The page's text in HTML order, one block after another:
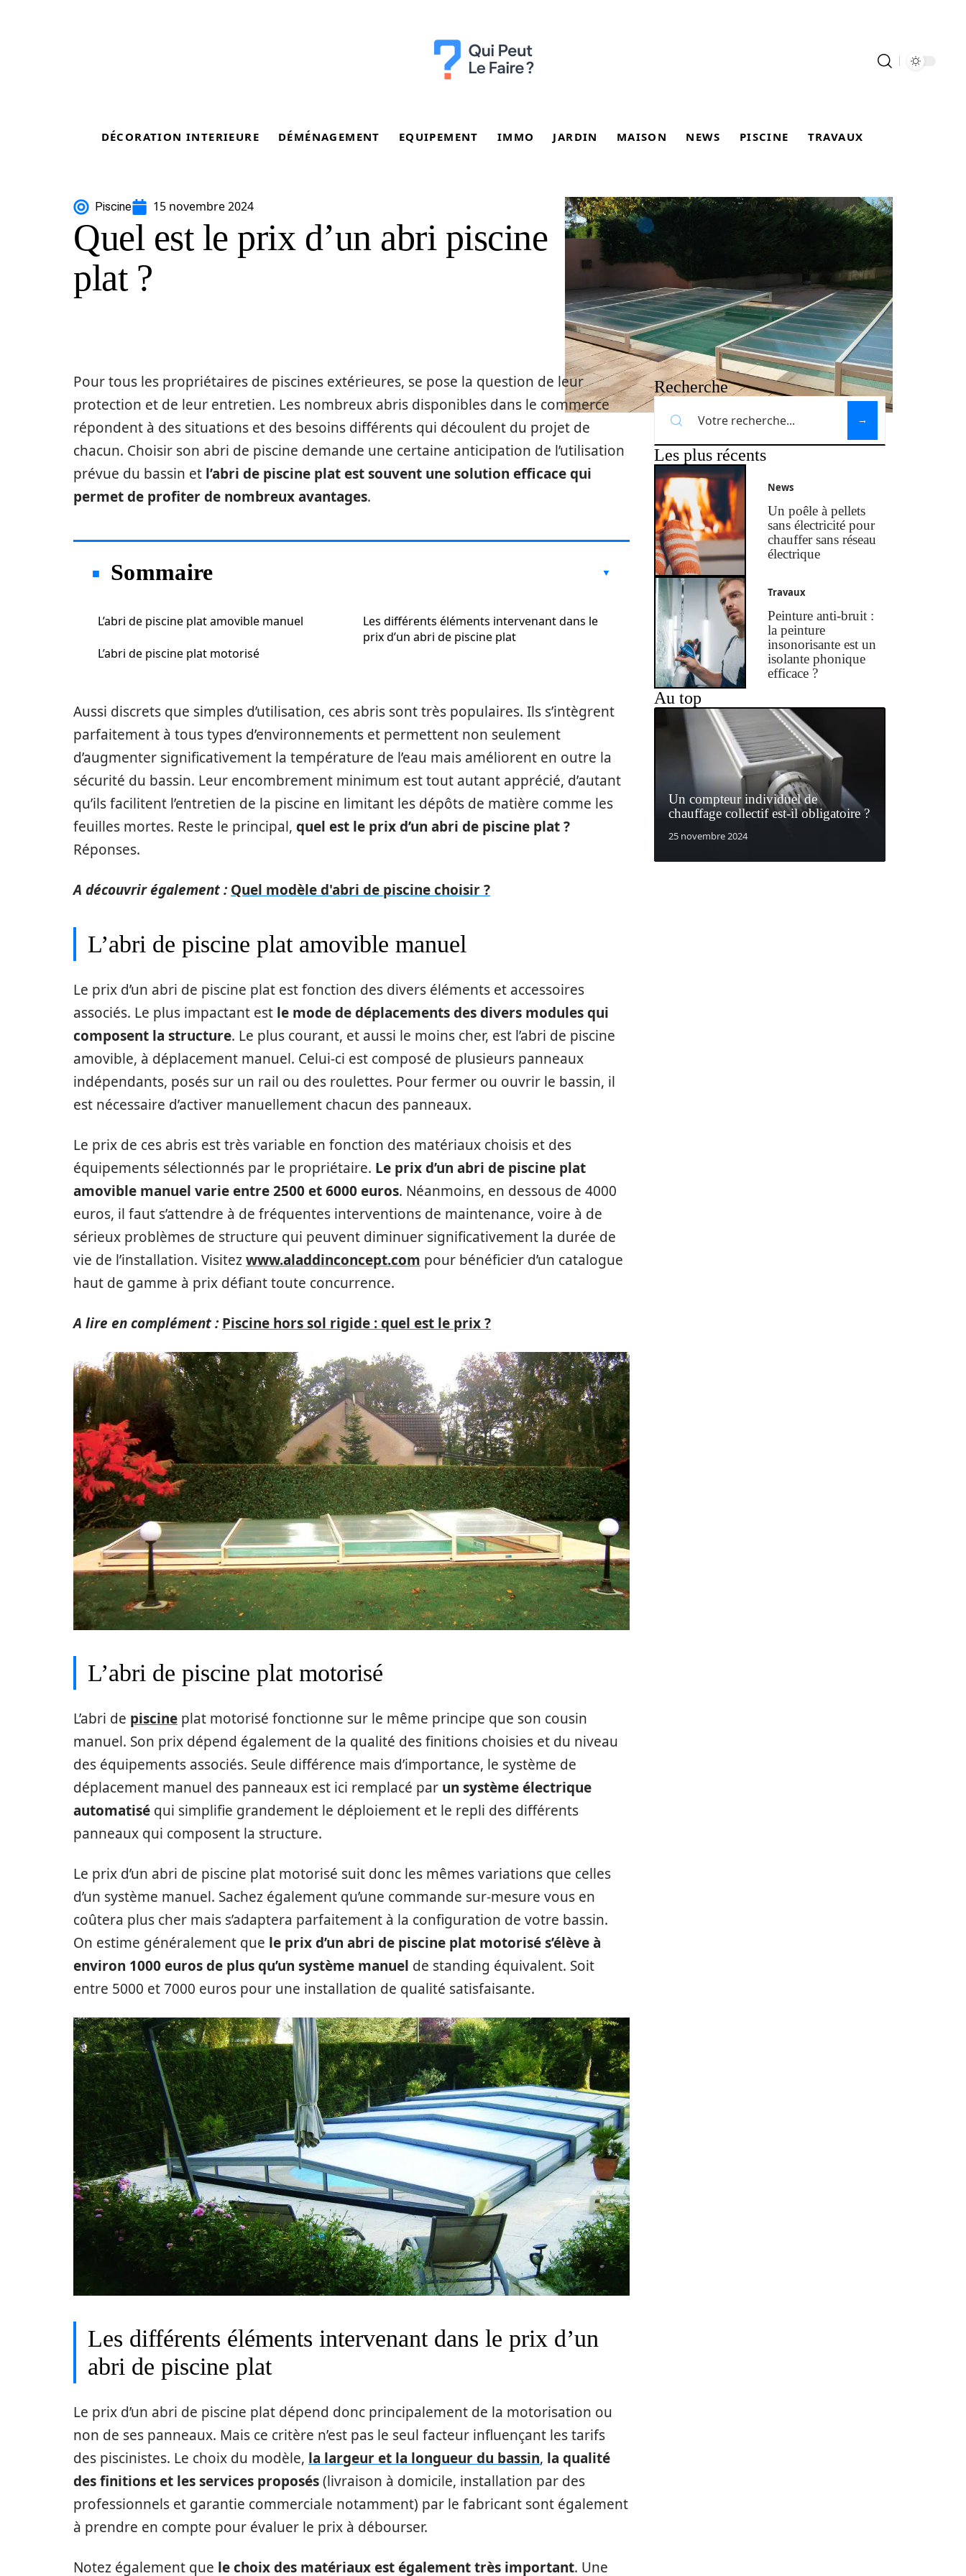
DÉCORATION INTERIEURE DÉMÉNAGEMENT EQUIPEMENT IMMO JARDIN MAISON NEWS PISCINE TRAVAUX
Piscine 15 novembre 2024
Quel est le prix d’un abri piscine
plat ?
Pour tous les propriétaires de piscines extérieures, se pose la question de leur
protection et de leur entretien. Les nombreux abris disponibles dans le commerce
répondent à des situations et des besoins différents qui découlent du projet de
chacun. Choisir son abri de piscine demande une certaine anticipation de l’utilisation
prévue du bassin et l’abri de piscine plat est souvent une solution efficace qui
permet de profiter de nombreux avantages.
Sommaire
L’abri de piscine plat amovible manuel
L’abri de piscine plat motorisé
Les différents éléments intervenant dans le
prix d’un abri de piscine plat
Aussi discrets que simples d’utilisation, ces abris sont très populaires. Ils s’intègrent
parfaitement à tous types d’environnements et permettent non seulement
d’augmenter significativement la température de l’eau mais améliorent en outre la
sécurité du bassin. Leur encombrement minimum est tout autant apprécié, d’autant
qu’ils facilitent l’entretien de la piscine en limitant les dépôts de matière comme les
feuilles mortes. Reste le principal, quel est le prix d’un abri de piscine plat ?
Réponses.
A découvrir également : Quel modèle d'abri de piscine choisir ?
L’abri de piscine plat amovible manuel
Le prix d’un abri de piscine plat est fonction des divers éléments et accessoires
associés. Le plus impactant est le mode de déplacements des divers modules qui
composent la structure. Le plus courant, et aussi le moins cher, est l’abri de piscine
amovible, à déplacement manuel. Celui-ci est composé de plusieurs panneaux
indépendants, posés sur un rail ou des roulettes. Pour fermer ou ouvrir le bassin, il
est nécessaire d’activer manuellement chacun des panneaux.
Le prix de ces abris est très variable en fonction des matériaux choisis et des
équipements sélectionnés par le propriétaire. Le prix d’un abri de piscine plat
amovible manuel varie entre 2500 et 6000 euros. Néanmoins, en dessous de 4000
euros, il faut s’attendre à de fréquentes interventions de maintenance, voire à de
sérieux problèmes de structure qui peuvent diminuer significativement la durée de
vie de l’installation. Visitezwww.aladdinconcept.com pour bénéficier d’un catalogue
haut de gamme à prix défiant toute concurrence.
A lire en complément : Piscine hors sol rigide : quel est le prix ?
L’abri de piscine plat motorisé
L’abri de piscine plat motorisé fonctionne sur le même principe que son cousin
manuel. Son prix dépend également de la qualité des finitions choisies et du niveau
des équipements associés. Seule différence mais d’importance, le système de
déplacement manuel des panneaux est ici remplacé par un système électrique
automatisé qui simplifie grandement le déploiement et le repli des différents
panneaux qui composent la structure.
Le prix d’un abri de piscine plat motorisé suit donc les mêmes variations que celles
d’un système manuel. Sachez également qu’une commande sur-mesure vous en
coûtera plus cher mais s’adaptera parfaitement à la configuration de votre bassin.
On estime généralement que le prix d’un abri de piscine plat motorisé s’élève à
environ 1000 euros de plus qu’un système manuel de standing équivalent. Soit
entre 5000 et 7000 euros pour une installation de qualité satisfaisante.
Les différents éléments intervenant dans le prix d’un
abri de piscine plat
Le prix d’un abri de piscine plat dépend donc principalement de la motorisation ou
non de ses panneaux. Mais ce critère n’est pas le seul facteur influençant les tarifs
des piscinistes. Le choix du modèle, la largeur et la longueur du bassin, la qualité
des finitions et les services proposés(livraison à domicile, installation par des
professionnels et garantie commerciale notamment) par le fabricant sont également
à prendre en compte pour évaluer le prix à débourser.
Notez également que le choix des matériaux est également très important. Une
Recherche
Les plus récents
News
Un poêle à pellets
sans électricité pour
chauffer sans réseau
électrique
Travaux
Peinture anti-bruit :
la peinture
insonorisante est un
isolante phonique
efficace ?
Au top
Un compteur individuel de
chauffage collectif est-il obligatoire ?
25 novembre 2024